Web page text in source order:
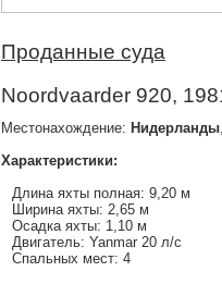
Проданные суда
Noordvaarder 920,
Местонахождение: Нидерланды
Характеристики:
Длина яхты полная: 9,20 м
Ширина яхты: 2,65 м
Осадка яхты: 1,10 м
Двигатель: Yanmar 20 л/с
Спальных мест: 4